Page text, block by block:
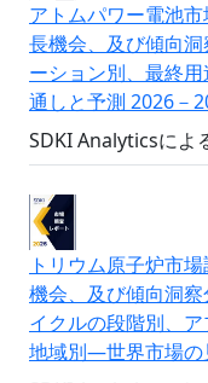
アトムパワー電池
長機会、及び傾向
ーション別、最終
通しと予測 2026－
SDKI Analyticsによ
トリウム原子炉市
機会、及び傾向洞
イクルの段階別、
地域別―世界市場の